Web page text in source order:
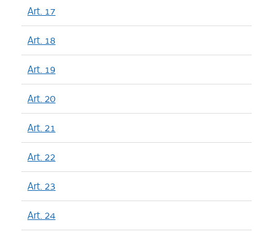
Art. 17
Art. 18
Art. 19
Art. 20
Art. 21
Art. 22
Art. 23
Art. 24